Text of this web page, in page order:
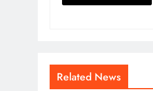
Related News